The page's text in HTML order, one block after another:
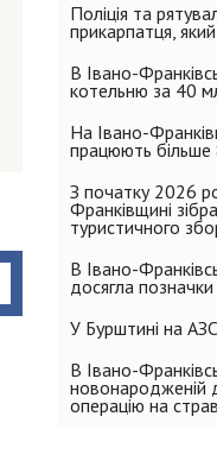
Поліція та
прикарпатця, який
В Івано-
котельню за 40
На Івано-
працюють
З початку 2026
Франківщині
туристичного
В Івано-
досягла позначки
У Бурштині на
В Івано-
новонародженій
операцію на